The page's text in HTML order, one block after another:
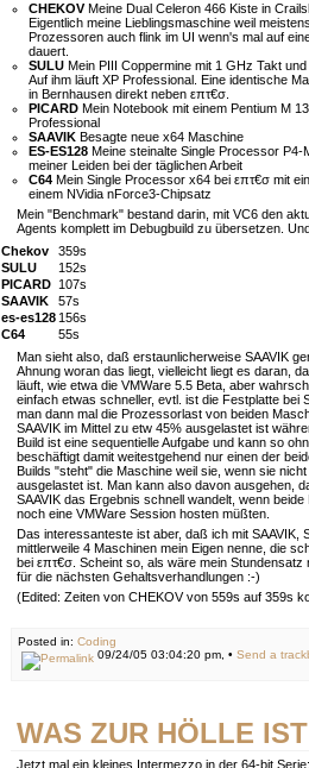
CHEKOVMeine Dual Celeron 466 Kiste in
Eigentlich meine Lieblingsmaschine weil
Prozessoren auch flink im UI wenn's mal auf
dauert.
SULU Mein PIII Coppermine mit 1 GHz Takt
Auf ihm läuft XP Professional. Eine identische
in Bernhausen direkt neben επτ€σ.
PICARD Mein Notebook mit einem Pentium M
Professional
SAAVIK Besagte neue x64 Maschine
ES-ES128 Meine steinalte Single Processor
meiner Leiden bei der täglichen Arbeit
C64 Mein Single Processor x64 bei επτ€σ mit
einem NVidia nForce3-Chipsatz
Mein "Benchmark" bestand darin, mit VC6 den
Agents komplett im Debugbuild zu übersetzen.
Chekov
359s
SULU
152s
PICARD 107s
SAAVIK
57s
es-es128 156s
C64
55s
Man sieht also, daß erstaunlicherweise SAAVIK
Ahnung woran das liegt, vielleicht liegt es daran,
läuft, wie etwa die VMWare 5.5 Beta, aber
einfach etwas schneller, evtl. ist die Festplatte bei
man dann mal die Prozessorlast von beiden
SAAVIK im Mittel zu etw 45% ausgelastet ist
Build ist eine sequentielle Aufgabe und kann so
beschäftigt damit weitestgehend nur einen der
Builds "steht" die Maschine weil sie, wenn sie
ausgelastet ist. Man kann also davon ausgehen,
SAAVIK das Ergebnis schnell wandelt, wenn
noch eine VMWare Session hosten müßten.
Das interessanteste ist aber, daß ich mit SAAVIK,
mittlerweile 4 Maschinen mein Eigen nenne, die
bei επτ€σ. Scheint so, als wäre mein
für die nächsten Gehaltsverhandlungen :-)
(Edited: Zeiten von CHEKOV von 559s auf 359s
Posted in: Coding
09/24/05 03:04:20 pm, • Send a
WAS ZUR HÖLLE
Jetzt mal ein kleines Intermezzo in der 64-bit Serie: